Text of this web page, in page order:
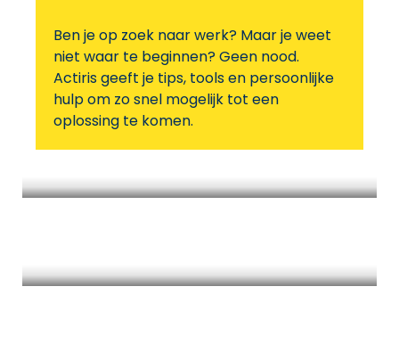
Ben je op zoek naar werk? Maar je weet
niet waar te beginnen? Geen nood.
Actiris geeft je tips, tools en persoonlijke
hulp om zo snel mogelijk tot een
oplossing te komen.